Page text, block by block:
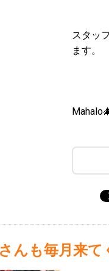
スタッ
ます。
んも毎月来て